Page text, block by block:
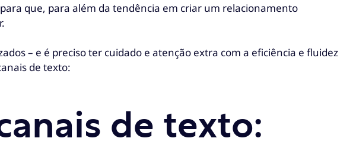
que, para além da tendência em criar um relacionamento
– e é preciso ter cuidado e atenção extra com a eficiência e fluidez
de texto:
de texto: